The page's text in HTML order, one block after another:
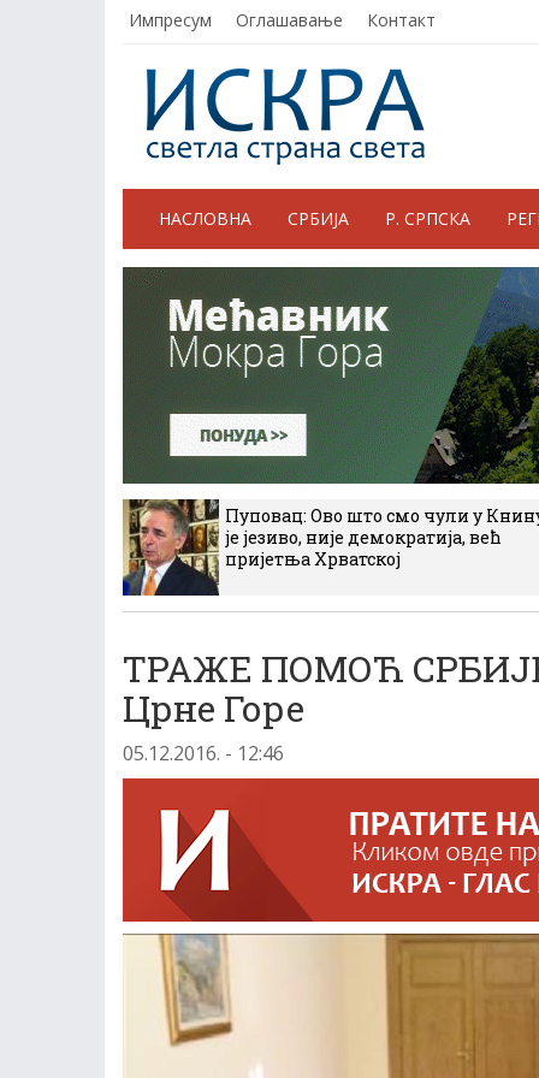
Импресум Оглашавање Контакт
НАСЛОВНА СРБИЈА Р. СРПСКА
Пуповац: Ово што смо чули у
је језиво, није демократија, већ
пријетња Хрватској
ТРАЖЕ ПОМОЋ
Црне Горе
05.12.2016. - 12:46